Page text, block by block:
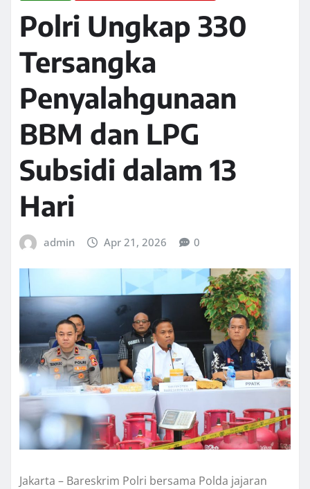
Polri Ungkap 330
Tersangka
Penyalahgunaan
BBM dan LPG
Subsidi dalam 13
Hari
admin Apr 21, 2026 0
Jakarta – Bareskrim Polri bersama Polda jajaran